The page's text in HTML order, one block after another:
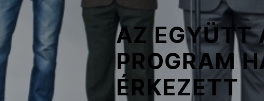
AZ EGYÜTT
PROGRAM
ÉRKEZETT